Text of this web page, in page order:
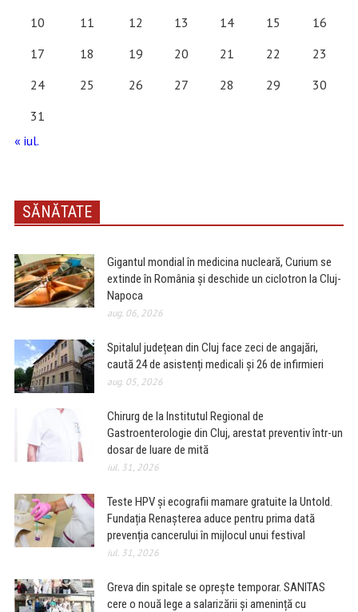
10
11 12 13 14 15
16
17
18 19 20 21 22
23
24
25 26 27 28 29
30
31
« iul.
SĂNĂTATE
Gigantul mondial în medicina nucleară, Curium se
extinde în România și deschide un ciclotron la Cluj-
Napoca
aug. 06, 2026
Spitalul județean din Cluj face zeci de angajări,
caută 24 de asistenți medicali și 26 de infirmieri
aug. 05, 2026
Chirurg de la Institutul Regional de
Gastroenterologie din Cluj, arestat preventiv într-un
dosar de luare de mită
iul. 31, 2026
Teste HPV și ecografii mamare gratuite la Untold.
Fundația Renașterea aduce pentru prima dată
prevenția cancerului în mijlocul unui festival
iul. 31, 2026
Greva din spitale se oprește temporar. SANITAS
cere o nouă lege a salarizării și amenință cu